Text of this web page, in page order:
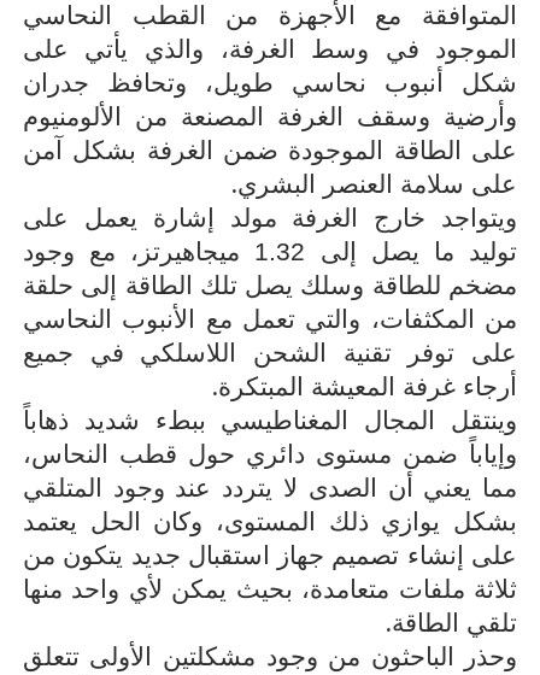
المتوافقة مع الأجهزة من القطب النحاسي
الموجود في وسط الغرفة، والذي يأتي على
شكل أنبوب نحاسي طويل، وتحافظ جدران
وأرضية وسقف الغرفة المصنعة من الألومنيوم
على الطاقة الموجودة ضمن الغرفة بشكل آمن
على سلامة العنصر البشري.
ويتواجد خارج الغرفة مولد إشارة يعمل على
توليد ما يصل إلى 1.32 ميجاهيرتز، مع وجود
مضخم للطاقة وسلك يصل تلك الطاقة إلى حلقة
من المكثفات، والتي تعمل مع الأنبوب النحاسي
على توفر تقنية الشحن اللاسلكي في جميع
أرجاء غرفة المعيشة المبتكرة.
وينتقل المجال المغناطيسي ببطء شديد ذهاباً
وإياباً ضمن مستوى دائري حول قطب النحاس،
مما يعني أن الصدى لا يتردد عند وجود المتلقي
بشكل يوازي ذلك المستوى، وكان الحل يعتمد
على إنشاء تصميم جهاز استقبال جديد يتكون من
ثلاثة ملفات متعامدة، بحيث يمكن لأي واحد منها
تلقي الطاقة.
وحذر الباحثون من وجود مشكلتين الأولى تتعلق